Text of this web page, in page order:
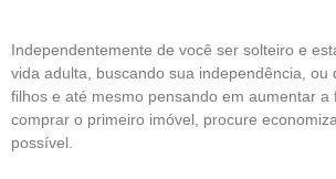
Independentemente de você ser solteiro e
vida adulta, buscando sua independência, ou
ﬁlhos e até mesmo pensando em aumentar a
comprar o primeiro imóvel, procure
possível.